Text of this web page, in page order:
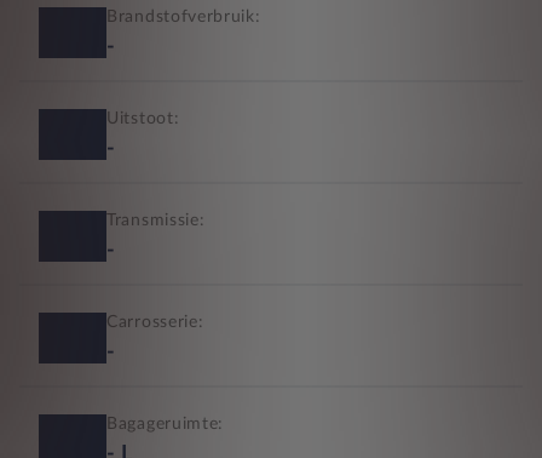
Brandstofverbruik:
-
Uitstoot:
-
Transmissie:
-
Carrosserie:
-
Bagageruimte: